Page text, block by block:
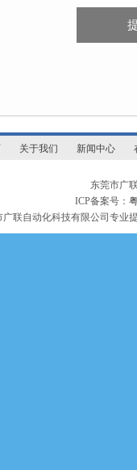
关于我们 新闻中心
东莞市广
ICP备案号：
广联自动化科技有限公司专业